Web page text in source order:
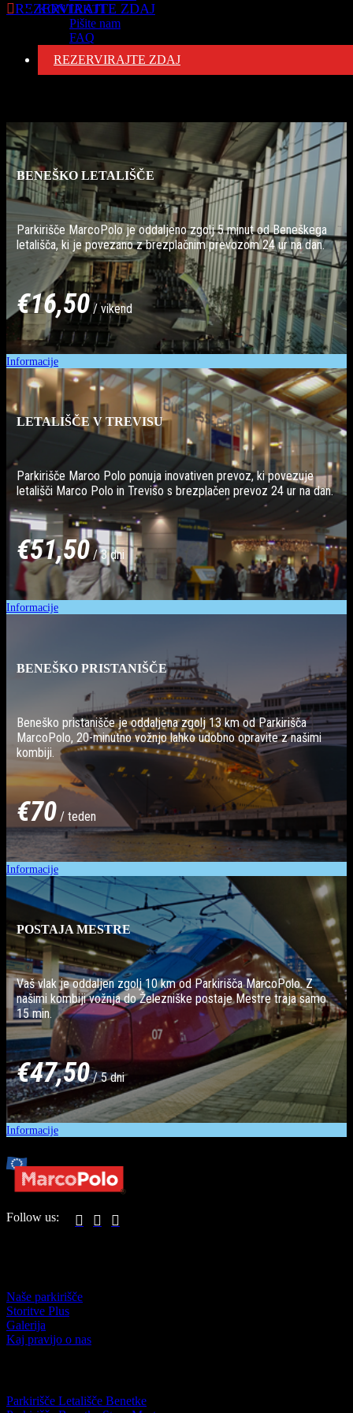
KONTAKTI
Pišite nam
FAQ
REZERVIRAJTE ZDAJ
REZERVIRAJTE ZDAJ
Drugi Destinacije
BENEŠKO LETALIŠČE
Parkirišče MarcoPolo je oddaljeno zgolj 5 minut od Beneškega
letališča, ki je povezano z brezplačnim prevozom 24 ur na dan.
€16,50 / vikend
Informacije
LETALIŠČE V TREVISU
Parkirišče Marco Polo ponuja inovativen prevoz, ki povezuje
letališči Marco Polo in Treviso s brezplačen prevoz 24 ur na dan.
€51,50/ 3 dni
Informacije
BENEŠKO PRISTANIŠČE
Beneško pristanišče je oddaljena zgolj 13 km od Parkirišča
MarcoPolo, 20-minutno vožnjo lahko udobno opravite z našimi
kombiji.
€70 / teden
Informacije
POSTAJA MESTRE
Vaš vlak je oddaljen zgolj 10 km od Parkirišča MarcoPolo. Z
našimi kombiji vožnja do Železniške postaje Mestre traja samo
15 min.
€47,50/ 5 dni
Informacije
Follow us:   
Naše parkirišče
Storitve Plus
Galerija
Kaj pravijo o nas
Parkirišče Letališče Benetke